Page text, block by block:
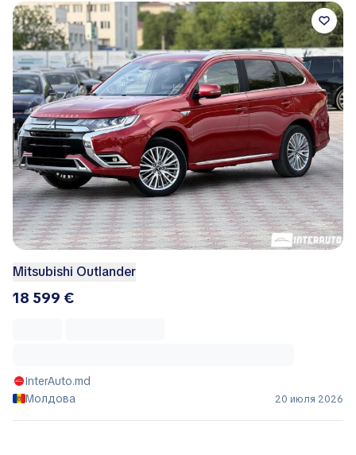
Mitsubishi Outlander
18 599 €
InterAuto.md
Молдова
20 июля 2026